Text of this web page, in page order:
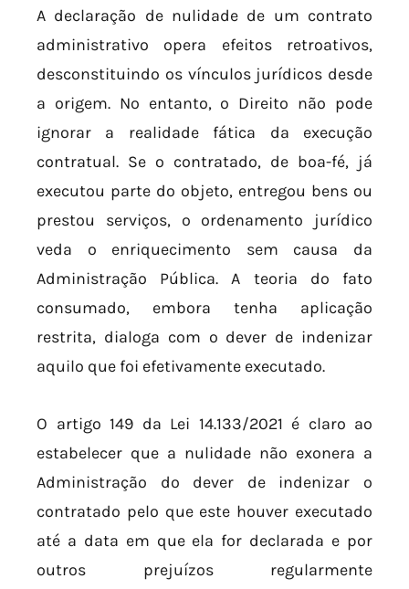
A declaração de nulidade de um contrato
administrativo opera efeitos retroativos,
desconstituindo os vínculos jurídicos desde
a origem. No entanto, o Direito não pode
ignorar a realidade fática da execução
contratual. Se o contratado, de boa-fé, já
executou parte do objeto, entregou bens ou
prestou serviços, o ordenamento jurídico
veda o enriquecimento sem causa da
Administração Pública. A teoria do fato
consumado, embora tenha aplicação
restrita, dialoga com o dever de indenizar
aquilo que foi efetivamente executado.
O artigo 149 da Lei 14.133/2021 é claro ao
estabelecer que a nulidade não exonera a
Administração do dever de indenizar o
contratado pelo que este houver executado
até a data em que ela for declarada e por
outros prejuízos regularmente